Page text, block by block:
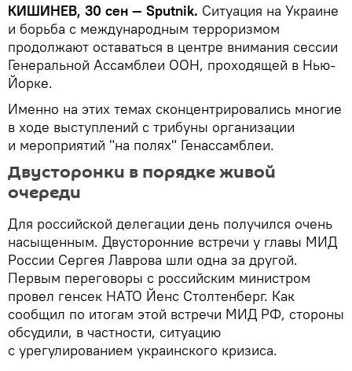
КИШИНЕВ, 30 сен — Sputnik. Ситуация на Украине
и борьба с международным терроризмом
продолжают оставаться в центре внимания сессии
Генеральной Ассамблеи ООН, проходящей в Нью-
Йорке.
Именно на этих темах сконцентрировались многие
в ходе выступлений с трибуны организации
и мероприятий "на полях" Генассамблеи.
Двусторонки в порядке живой
очереди
Для российской делегации день получился очень
насыщенным. Двусторонние встречи у главы МИД
России Сергея Лаврова шли одна за другой.
Первым переговоры с российским министром
провел генсек НАТО Йенс Столтенберг. Как
сообщил по итогам этой встречи МИД РФ, стороны
обсудили, в частности, ситуацию
с урегулированием украинского кризиса.